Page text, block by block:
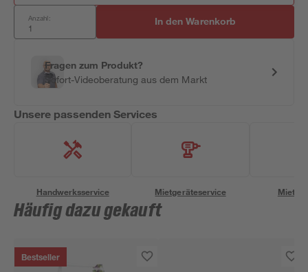
Anzahl: In den Warenkorb
Fragen zum Produkt?
Sofort-Videoberatung aus dem Markt
Unsere passenden Services
Handwerksservice Mietgeräteservice
Häufig dazu gekauft
Bestseller